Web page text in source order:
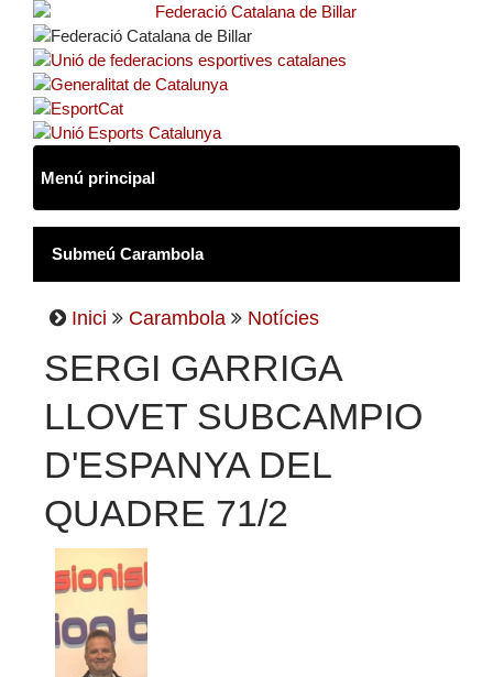
Inici Carambola Notícies
SERGI GARRIGA
LLOVET SUBCAMPIO
D'ESPANYA DEL
QUADRE 71/2